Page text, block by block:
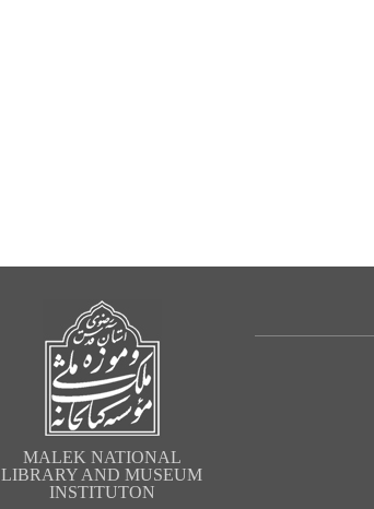
MALEK NATIONAL
LIBRARY AND MUSEUM
INSTITUTON